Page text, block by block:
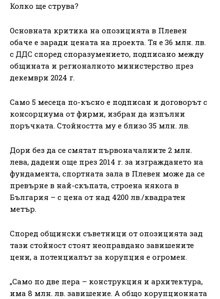
Колко ще струва?
Основната критика на опозицията в Плевен
обаче е заради цената на проекта. Тя е 36 млн. лв.
с ДДС според споразумението, подписано между
общината и регионалното министерство през
декември 2024 г.
Само 5 месеца по-късно е подписан и договорът с
консорциума от фирми, избран да изпълни
поръчката. Стойността му е близо 35 млн. лв.
Дори без да се смятат първоначалните 2 млн.
лева, дадени още през 2014 г. за изграждането на
фундамента, спортната зала в Плевен може да се
превърне в най-скъпата, строена някога в
България – с цена от над 4200 лв./квадратен
метър.
Според общински съветници от опозицията зад
тази стойност стоят неоправдано завишените
цени, а потенциалът за корупция е огромен.
„Само по две пера – конструкция и архитектура,
има 8 млн. лв. завишение. А общо корупционната